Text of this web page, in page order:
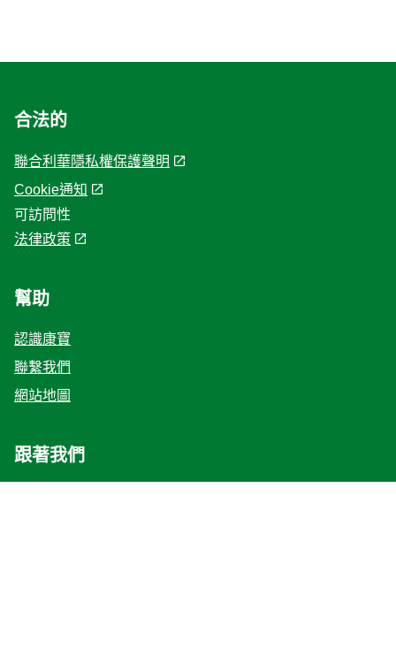
合法的
聯合利華隱私權保護聲明
Cookie通知
Cookie 偏好設定
可訪問性
認識康寶
聯繫我們
跟著我們